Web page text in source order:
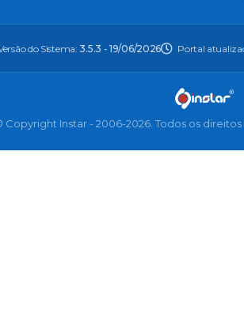
do Sistema:3.5.3 - 19/06/2026 Portal
Copyright Instar - 2006-2026. Todos os